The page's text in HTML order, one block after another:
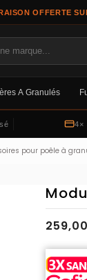
OFFERTE
À Granulés
4×
pour poêle à